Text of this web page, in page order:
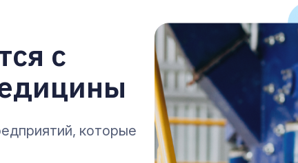
с
которые